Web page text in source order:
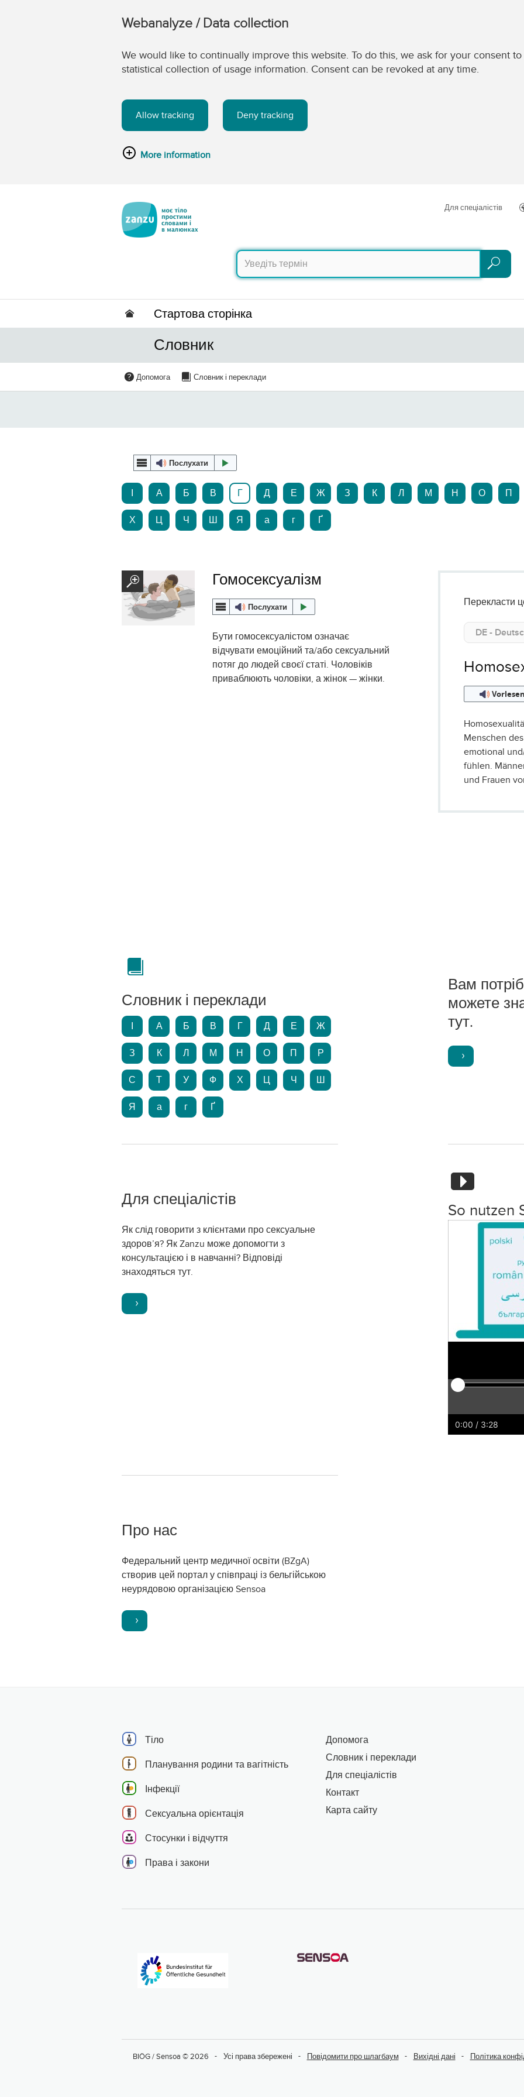
Webanalyze / Data collection
We would like to continually improve this website. To do this, we ask for your consent
statistical collection of usage information. Consent can be revoked at any time.
Allow tracking Deny tracking
More information
Для спеціалістів
Пошук
Стартова сторінка
Словник
Допомога Словник і переклади
Послухати
А Б В Г Д Е Ж З К Л М Н О П
Х Ц Ч Ш Я а г Ґ
Гомосексуалізм
Послухати
Бути гомосексуалістом означає
відчувати емоційний та/або сексуальний
потяг до людей своєї статі. Чоловіків
приваблюють чоловіки, а жінок — жінки.
Перекласти
Vorlesen
Menschen
emotional
fühlen.
und Frauen
Словник і переклади
А Б В Г Д Е Ж
З К Л М Н О П Р
С Т У Ф Х Ц Ч Ш
Я а г Ґ
Вам
можете
тут.
Для спеціалістів
Як слід говорити з клієнтами про сексуальне
здоров’я? Як Zanzu може допомогти з
консультацією і в навчанні? Відповіді
знаходяться тут.
So nutzen
0:00 / 3:28
Про нас
Федеральний центр медичної освіти (BZgA)
створив цей портал у співпраці із бельгійською
неурядовою організацією Sensoa
Тіло
Планування родини та вагітність
Інфекції
Сексуальна орієнтація
Стосунки і відчуття
Права і закони
Допомога
Словник і переклади
Для спеціалістів
Контакт
Карта сайту
BIÖG / Sensoa © 2026 Усі права збережені Повідомити про шлагбаум Вихідні дані Політика